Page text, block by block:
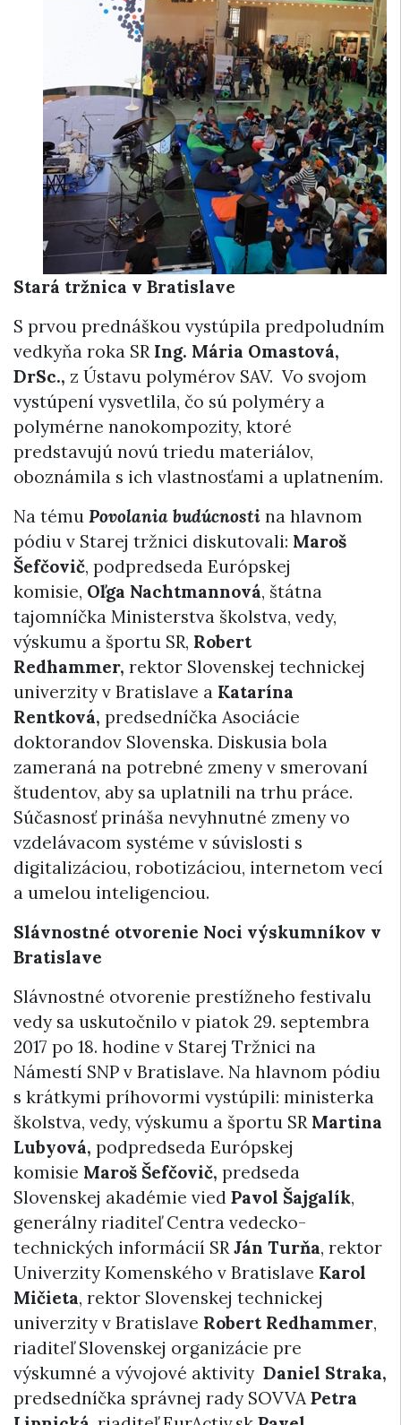
Stará tržnica v Bratislave
S prvou prednáškou vystúpila predpoludním
vedkyňa roka SRIng. Mária Omastová,
DrSc., z Ústavu polymérov SAV. Vo svojom
vystúpení vysvetlila, čo sú polyméry a
polymérne nanokompozity, ktoré
predstavujú novú triedu materiálov,
oboznámila s ich vlastnosťami a uplatnením.
Na tému Povolania budúcnosti na hlavnom
pódiu v Starej tržnici diskutovali: Maroš
Šefčovič, podpredseda Európskej
komisie, Oľga Nachtmannová, štátna
tajomníčka Ministerstva školstva, vedy,
výskumu a športu SR, Robert
Redhammer, rektor Slovenskej technickej
univerzity v Bratislave a Katarína
Rentková, predsedníčka Asociácie
doktorandov Slovenska. Diskusia bola
zameraná na potrebné zmeny v smerovaní
študentov, aby sa uplatnili na trhu práce.
Súčasnosť prináša nevyhnutné zmeny vo
vzdelávacom systéme v súvislosti s
digitalizáciou, robotizáciou, internetom vecí
a umelou inteligenciou.
Slávnostné otvorenie Noci výskumníkov v
Bratislave
Slávnostné otvorenie prestížneho festivalu
vedy sa uskutočnilo v piatok 29. septembra
2017 po 18. hodine v Starej Tržnici na
Námestí SNP v Bratislave. Na hlavnom pódiu
s krátkymi príhovormi vystúpili: ministerka
školstva, vedy, výskumu a športu SR Martina
Lubyová, podpredseda Európskej
komisie Maroš Šefčovič, predseda
Slovenskej akadémie vied Pavol Šajgalík,
generálny riaditeľ Centra vedecko-
technických informácií SRJán Turňa, rektor
Univerzity Komenského v Bratislave Karol
Mičieta, rektor Slovenskej technickej
univerzity v Bratislave Robert Redhammer,
riaditeľ Slovenskej organizácie pre
výskumné a vývojové aktivity Daniel Straka,
predsedníčka správnej rady SOVVAPetra